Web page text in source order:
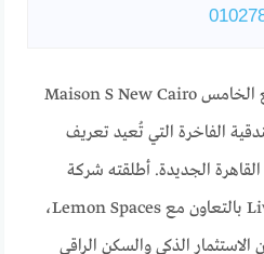
يُعَد مشروع Maison S التجمع الخامس Maison S New Cairo
الفاخرة التي تُعيد تعريف
الجديدة. أطلقته شركة
Living Yards Developments بالتعاون مع Lemon Spaces،
الذكي والسكن الراقي